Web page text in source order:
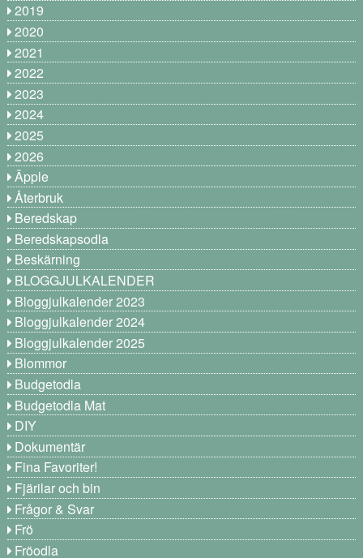
2019
2020
2021
2022
2023
2024
2025
2026
Äpple
Återbruk
Beredskap
Beredskapsodla
Beskärning
BLOGGJULKALENDER
Bloggjulkalender 2023
Bloggjulkalender 2024
Bloggjulkalender 2025
Blommor
Budgetodla
Budgetodla Mat
DIY
Dokumentär
Fina Favoriter!
Fjärilar och bin
Frågor & Svar
Frö
Fröodla